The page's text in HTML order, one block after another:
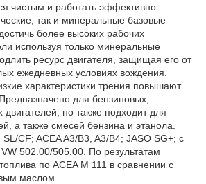
чистым и работать эффективно.
так и минеральные базовые
более высоких рабочих
используя только минеральные
ресурс двигателя, защищая его от
ежедневных условиях вождения.
характеристики трения повышают
для бензиновых,
двигателей, но также подходит для
а также смесей бензина и этанола.
CF; ACEA A3/B3, A3/B4; JASO SG+; с
502.00/505.00. По результатам
по ACEA M 111 в сравнении с
маслом.